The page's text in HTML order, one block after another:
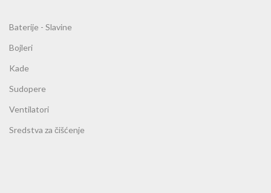
Baterije - Slavine
Bojleri
Kade
Sudopere
Ventilatori
Sredstva za čišćenje